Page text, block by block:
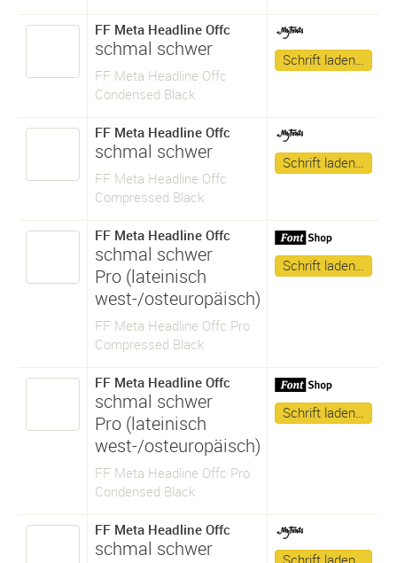
FF Meta Headline Offc
schmal schwer
FF Meta Headline Offc
Condensed Black
Schrift laden…
FF Meta Headline Offc
schmal schwer
FF Meta Headline Offc
Compressed Black
Schrift laden…
FF Meta Headline Offc
schmal schwer
Pro (lateinisch
west-/osteuropäisch)
FF Meta Headline Offc Pro
Compressed Black
Schrift laden…
FF Meta Headline Offc
schmal schwer
Pro (lateinisch
west-/osteuropäisch)
FF Meta Headline Offc Pro
Condensed Black
Schrift laden…
FF Meta Headline Offc
schmal schwer
Schrift laden…